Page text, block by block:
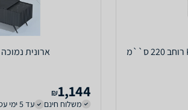
ארונית נמוכה Kayra שיש
1,144
₪
משלוח חינם
עד 5 ימי עסקים